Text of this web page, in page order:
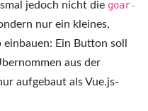
jedoch nicht die goar-
nur ein kleines,
Ein Button soll
aus der
aufgebaut als Vue.js-